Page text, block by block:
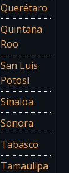
Querétaro
Quintana
Roo
San Luis
Potosí
Sinaloa
Sonora
Tabasco
Tamaulipa